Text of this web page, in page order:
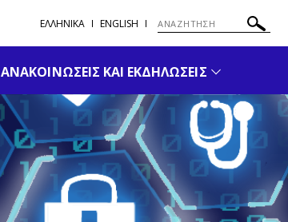
ΕΛΛΗΝΙΚΑ ENGLISH
ΑΝΑΚΟΙΝΩΣΕΙΣ ΚΑΙ ΕΚΔΗΛΩΣΕΙΣ